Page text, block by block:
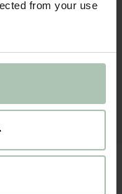
from your use